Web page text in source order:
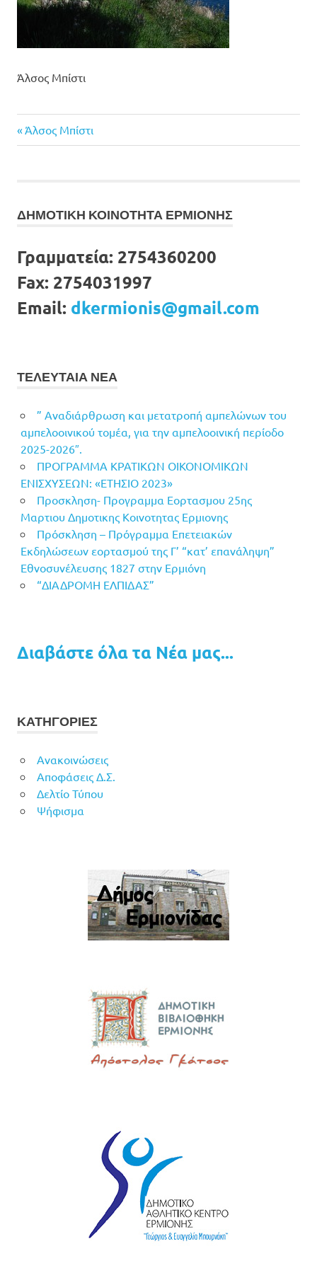
Άλσος Μπίστι
Πλοήγηση
Previous
Post:
Άλσος Μπίστι
ΔΗΜΟΤΙΚΗ ΚΟΙΝΟΤΗΤΑ ΕΡΜΙΟΝΗΣ
Γραμματεία: 2754360200
Fax: 2754031997
Email: dkermionis@gmail.com
ΤΕΛΕΥΤΑΙΑ ΝΕΑ
” Αναδιάρθρωση και μετατροπή αμπελώνων του
αμπελοοινικού τομέα, για την αμπελοοινική περίοδο
2025-2026″.
ΠΡΟΓΡΑΜΜΑ ΚΡΑΤΙΚΩΝ ΟΙΚΟΝΟΜΙΚΩΝ
ΕΝΙΣΧΥΣΕΩΝ: «ΕΤΗΣΙΟ 2023»
Προσκληση- Προγραμμα Εορτασμου 25ης
Μαρτιου Δημοτικης Κοινοτητας Ερμιονης
Πρόσκληση – Πρόγραμμα Επετειακών
Εκδηλώσεων εορτασμού της Γ’ “κατ’ επανάληψη”
Εθνοσυνέλευσης 1827 στην Ερμιόνη
“ΔΙΑΔΡΟΜΗ ΕΛΠΙΔΑΣ”
Διαβάστε όλα τα Νέα μας...
ΚΑΤΗΓΟΡΙΕΣ
Ανακοινώσεις
Αποφάσεις Δ.Σ.
Δελτίο Τύπου
Ψήφισμα